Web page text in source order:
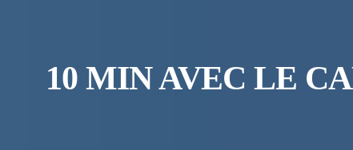
10 MIN AVEC LE